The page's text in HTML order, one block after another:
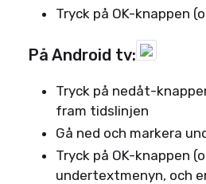
Tryck på OK-knappen
På Android tv:
Tryck på nedåt-
fram tidslinjen
Gå ned och markera
Tryck på OK-knappen
undertextmenyn, och